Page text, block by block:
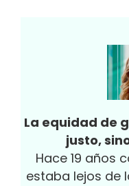
desequilibrio
La equidad de
justo,
Hace 19 años
estaba lejos de